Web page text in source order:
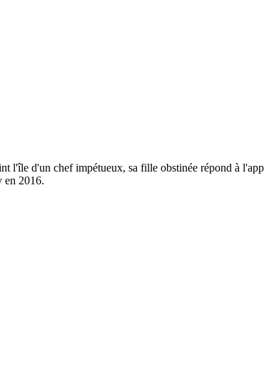
l'île d'un chef impétueux, sa fille obstinée répond à
en 2016.